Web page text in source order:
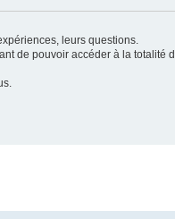
leurs questions.
de pouvoir accéder à la totalité